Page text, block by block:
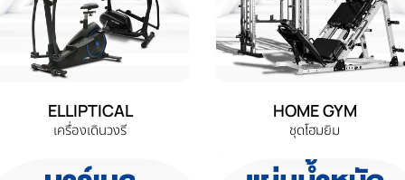
ELLIPTICAL
เครื่องเดินวงรี
HOME GYM
ชุดโฮมยิม